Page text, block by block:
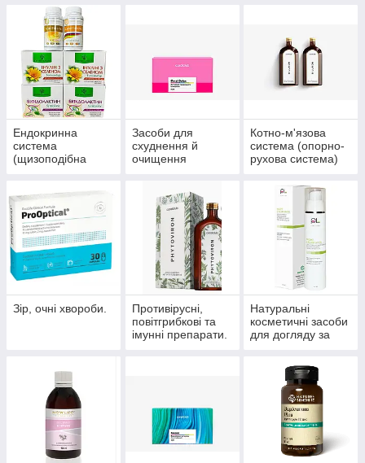
Ендокринна
система
(щизоподібна
Засоби для
схуднення й
очищення
Котно-м'язова
система (опорно-
рухова система)
Зір, очні хвороби.
Противірусні,
повітгрибкові та
імунні препарати.
Натуральні
косметичні засоби
для догляду за